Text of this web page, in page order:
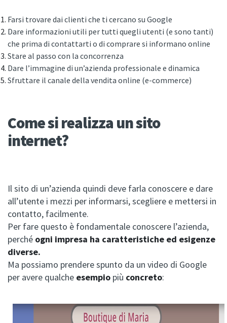
Farsi trovare dai clienti che ti cercano su Google
Dare informazioni utili per tutti quegli utenti (e sono tanti)
che prima di contattarti o di comprare si informano online
Stare al passo con la concorrenza
Dare l’immagine di un’azienda professionale e dinamica
Sfruttare il canale della vendita online (e-commerce)
Come si realizza un sito
internet?
Il sito di un’azienda quindi deve farla conoscere e dare
all’utente i mezzi per informarsi, scegliere e mettersi in
contatto, facilmente.
Per fare questo è fondamentale conoscere l’azienda,
perché ogni impresa ha caratteristiche ed esigenze
diverse.
Ma possiamo prendere spunto da un video di Google
per avere qualche esempio più concreto: